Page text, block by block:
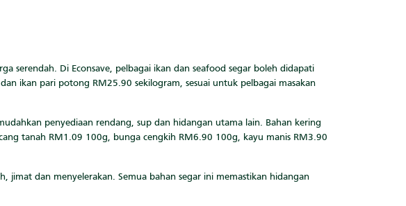
serendah. Di Econsave, pelbagai ikan dan seafood segar boleh didapati
ikan pari potong RM25.90 sekilogram, sesuai untuk pelbagai masakan
penyediaan rendang, sup dan hidangan utama lain. Bahan kering
tanah RM1.09 100g, bunga cengkih RM6.90 100g, kayu manis RM3.90
jimat dan menyelerakan. Semua bahan segar ini memastikan hidangan